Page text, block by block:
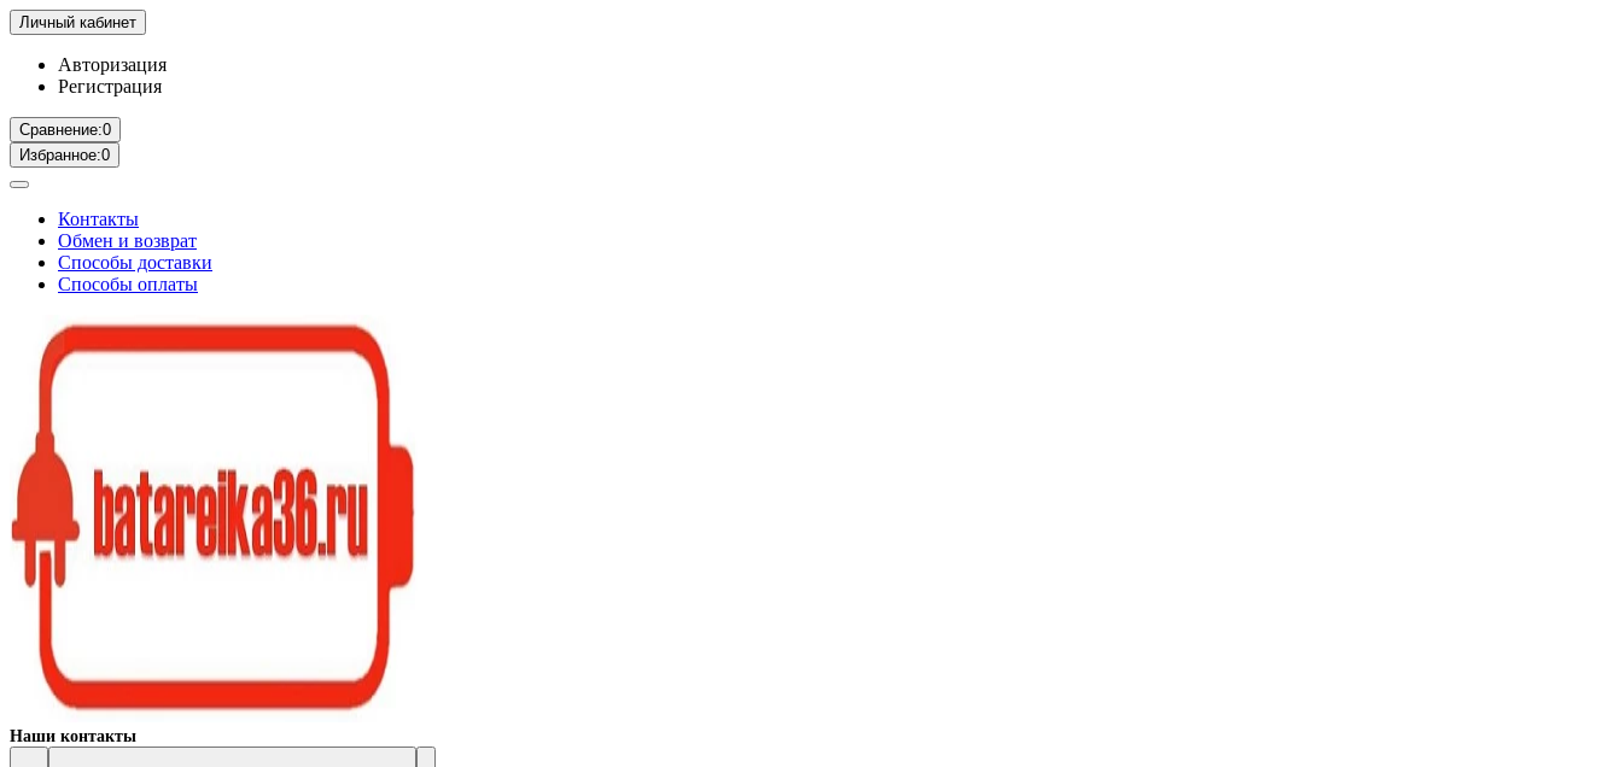
Личный кабинет
Авторизация
Регистрация
Сравнение:0
Избранное:0
Контакты
Обмен и возврат
Способы доставки
Способы оплаты
Наши контакты